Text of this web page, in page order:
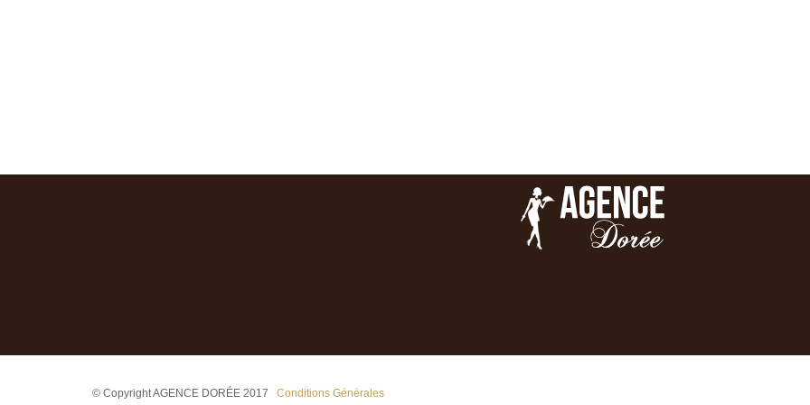
© Copyright AGENCE DORÉE 2017 Conditions Générales